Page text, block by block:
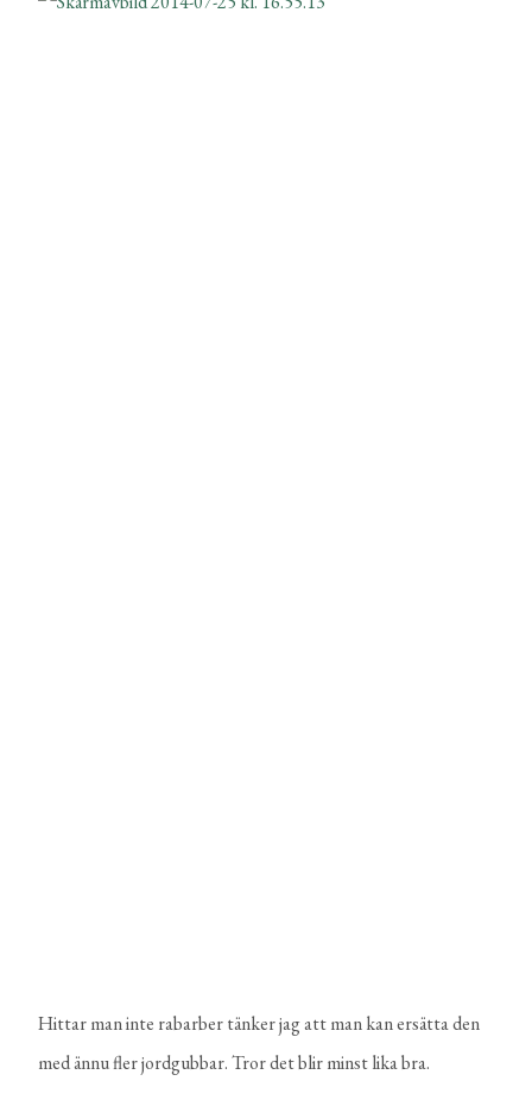
Hittar man inte rabarber tänker jag att man kan ersätta den
med ännu fler jordgubbar. Tror det blir minst lika bra.